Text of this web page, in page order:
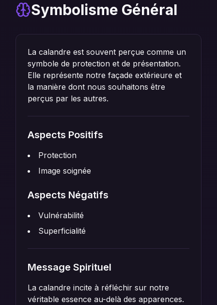
Symbolisme Général
La calandre est souvent perçue comme un
symbole de protection et de présentation.
Elle représente notre façade extérieure et
la manière dont nous souhaitons être
perçus par les autres.
Aspects Positifs
Protection
Image soignée
Aspects Négatifs
Vulnérabilité
Superficialité
Message Spirituel
La calandre incite à réfléchir sur notre
véritable essence au-delà des apparences.